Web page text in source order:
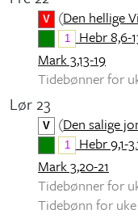
V (Den hellige
1 Hebr 8,6-
Mark 3,13-19
Tidebønner for
Lør 23
V (Den salige
1 Hebr 9,1-
Mark 3,20-21
Tidebønner for
Tidebønn for uke